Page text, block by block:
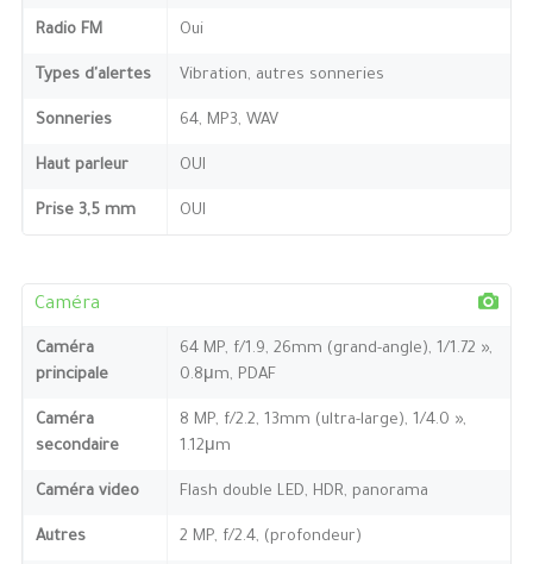
Radio FM Oui
Types d'alertes Vibration, autres sonneries
Sonneries 64, MP3, WAV
Haut parleur OUI
Prise 3,5 mm OUI
Caméra
Caméra
principale
64 MP, f/1.9, 26mm (grand-angle), 1/1.72 »,
0.8μm, PDAF
Caméra
secondaire
8 MP, f/2.2, 13mm (ultra-large), 1/4.0 »,
1.12μm
Caméra video Flash double LED, HDR, panorama
Autres 2 MP, f/2.4, (profondeur)